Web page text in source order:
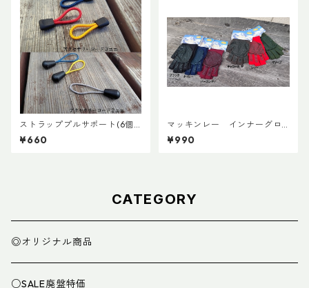
ストラッププルサポート(6個
セット)
¥660
マッキンレー インナーグロ
ーブ ノンスリップショート
¥990
CATEGORY
◎オリジナル商品
○SALE廃盤特価